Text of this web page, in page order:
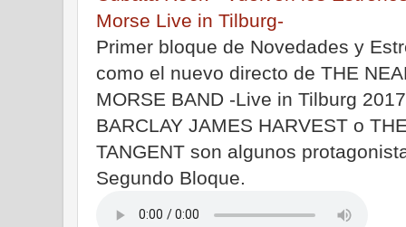
Morse Live in Tilburg-
Primer bloque de Novedades y
como el nuevo directo de THE
MORSE BAND -Live in Tilburg
BARCLAY JAMES HARVEST o
TANGENT son algunos
Segundo Bloque.